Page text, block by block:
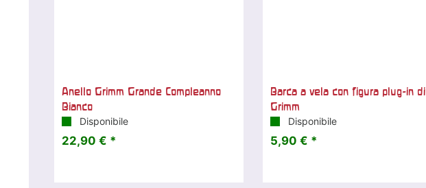
Anello Grimm Grande Compleanno
Bianco
Disponibile
22,90 € *
Barca a vela con figura plug-in di
Grimm
Disponibile
5,90 € *